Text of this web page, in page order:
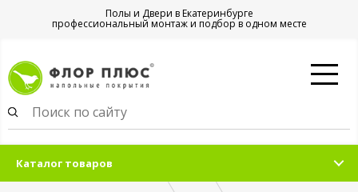
Полы и Двери в Екатеринбурге
профессиональный монтаж и подбор в одном месте
Каталог товаров